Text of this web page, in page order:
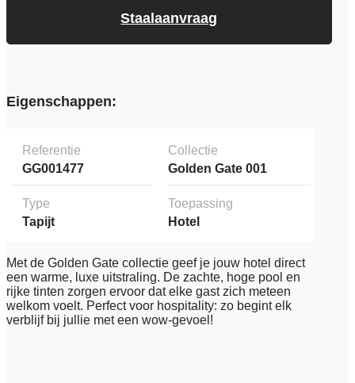
Staalaanvraag
Eigenschappen:
Referentie
GG001477
Collectie
Golden Gate 001
Type
Tapijt
Toepassing
Hotel
Met de Golden Gate collectie geef je jouw hotel direct
een warme, luxe uitstraling. De zachte, hoge pool en
rijke tinten zorgen ervoor dat elke gast zich meteen
welkom voelt. Perfect voor hospitality: zo begint elk
verblijf bij jullie met een wow-gevoel!